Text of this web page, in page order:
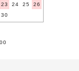
23 24 25
26
30